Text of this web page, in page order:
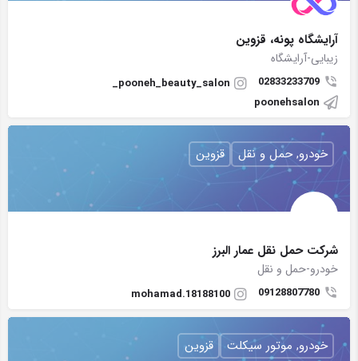
آرایشگاه پونه، قزوین
زیبایی-آرایشگاه
02833233709
pooneh_beauty_salon_
poonehsalon
شركت حمل نقل عمار البرز
خودرو-حمل و نقل
09128807780
mohamad.18188100
خودرو, حمل و نقل قزوین
خودرو, موتور سیکلت قزوین